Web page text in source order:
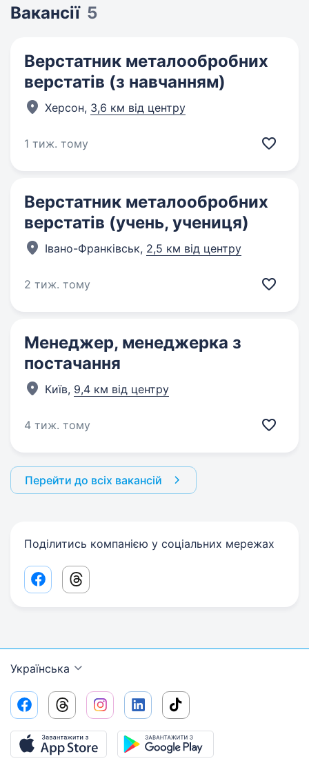
Вакансії 5
Верстатник металообробних
верстатів (з навчанням)
Херсон, 3,6 км від центру
1 тиж. тому
Верстатник металообробних
верстатів (учень, учениця)
Івано-Франківськ, 2,5 км від центру
2 тиж. тому
Менеджер, менеджерка з
постачання
Київ, 9,4 км від центру
4 тиж. тому
Перейти до всіх вакансій
Поділитись компанією у соціальних мережах
Facebook share link
Threads share link
Українська